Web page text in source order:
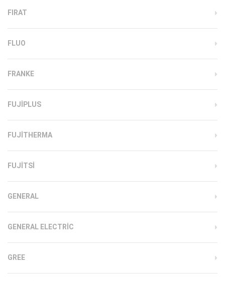
FIRAT
FLUO
FRANKE
FUJIPLUS
FUJITHERMA
FUJITSI
GENERAL
GENERAL ELECTRIC
GREE